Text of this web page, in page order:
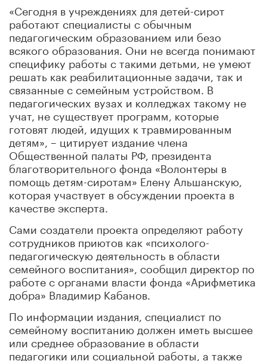
«Сегодня в учреждениях для детей-сирот
работают специалисты с обычным
педагогическим образованием или безо
всякого образования. Они не всегда понимают
специфику работы с такими детьми, не умеют
решать как реабилитационные задачи, так и
связанные с семейным устройством. В
педагогических вузах и колледжах такому не
учат, не существует программ, которые
готовят людей, идущих к травмированным
детям», – цитирует издание члена
Общественной палаты РФ, президента
благотворительного фонда «Волонтеры в
помощь детям-сиротам» Елену Альшанскую,
которая участвует в обсуждении проекта в
качестве эксперта.
Сами создатели проекта определяют работу
сотрудников приютов как «психолого-
педагогическую деятельность в области
семейного воспитания», сообщил директор по
работе с органами власти фонда «Арифметика
добра» Владимир Кабанов.
По информации издания, специалист по
семейному воспитанию должен иметь высшее
или среднее образование в области
педагогики или социальной работы, а также